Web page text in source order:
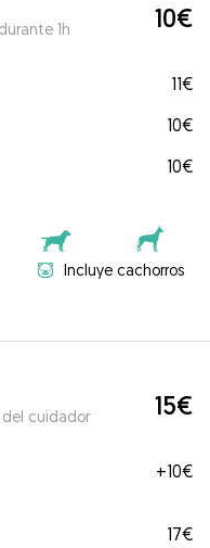
1h 10€
11€
10€
10€
Incluye cachorros
cuidador 15€
+10€
17€